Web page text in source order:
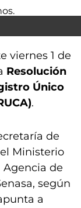
viernes 1 de
Resolución
Único
.
de
Ministerio
de
según
a